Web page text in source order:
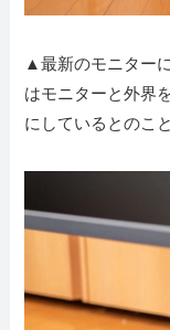
▲最新のモニター
はモニターと外界
にしているとのこと